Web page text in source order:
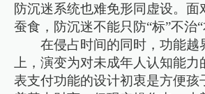
防沉迷系统也难免形同虚设。面
蚕食，防沉迷不能只防“标”不治“
在侵占时间的同时，功能越
上，演变为对未成年人认知能
表支付功能的设计初衷是方便孩